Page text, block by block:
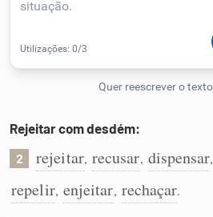
Caça-palavras
Rejeitar com desdém:
2 rejeitar, recusar, dispensar,
repelir, enjeitar, rechaçar.